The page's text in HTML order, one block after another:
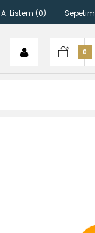
A. Listem (0) Sepetim
0